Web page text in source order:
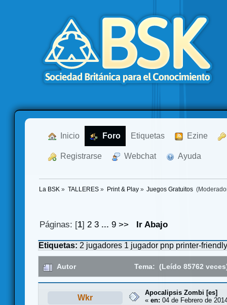
Inicio Foro Etiquetas Ezine
Registrarse Webchat Ayuda
La BSK » TALLERES» Print & Play» Juegos Gratuitos
Páginas: [1]2 3 ...9 >> Ir Abajo
Etiquetas: 2 jugadores 1 jugador pnp printer-friendly
Autor Tema: (Leído 85762
Wkr
Apocalipsis Zombi [es]
« en: 04 de Febrero de